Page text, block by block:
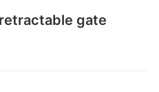
gate